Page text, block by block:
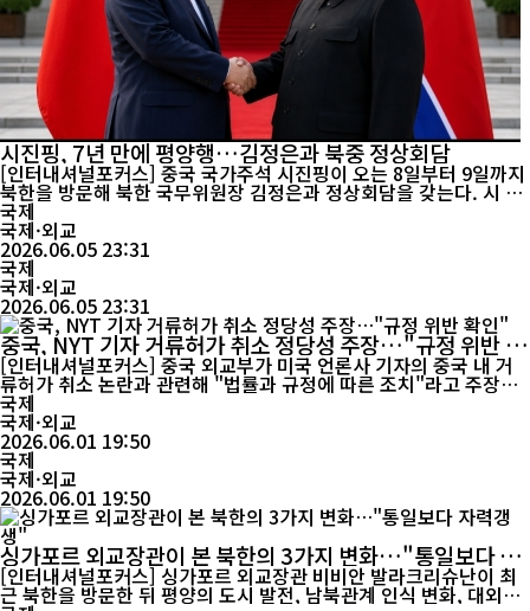
시진핑, 7년 만에 평양행…김정은과 북중 정상회담
[인터내셔널포커스] 중국 국가주석 시진핑이 오는 8일부터 9일까지
북한을 방문해 북한 국무위원장 김정은과 정상회담을 갖는다. 시 주
석의 평양 방문은 지난 2019년 이후 약 7년 만으로, 최근 급변하는
동북아 정세 속에서 이뤄지는 북중 정상외교라는 점에서 관심이 쏠
리고 있다. 중국과 북한 관영매체에 따르면 이번 방문은 김정은 위원
장의 초청으로 성사됐다. 양국은 올해 북중 우호협력 및 상호원조조
약 체결 65주년을...
국제
국제·외교
2026.06.05 23:31
국제
국제·외교
2026.06.05 23:31
중국, NYT 기자 거류허가 취소 정당성 주장…"규정 위반 확
인"
[인터내셔널포커스] 중국 외교부가 미국 언론사 기자의 중국 내 거
류허가 취소 논란과 관련해 "법률과 규정에 따른 조치"라고 주장하
며 미국 측의 언론 정책을 강하게 비판했다. 린젠 중국 외교부 대변
인은 1일 정례브리핑에서 미국 언론사의 기자가 사실상 중국에서 추
방됐다는 주장에 대한 입장을 묻는 질문에 "해당 기자는 중국 주재
기간 중 관련 규정을 위반한 사실이 확인됐다"며 "중국은 법에 따라
거류허가를 취소했...
국제
국제·외교
2026.06.01 19:50
국제
국제·외교
2026.06.01 19:50
싱가포르 외교장관이 본 북한의 3가지 변화…"통일보다 자
력갱생"
[인터내셔널포커스] 싱가포르 외교장관 비비안 발라크리슈난이 최
근 북한을 방문한 뒤 평양의 도시 발전, 남북관계 인식 변화, 대외정